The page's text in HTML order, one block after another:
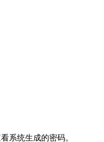
系统生成的密码。